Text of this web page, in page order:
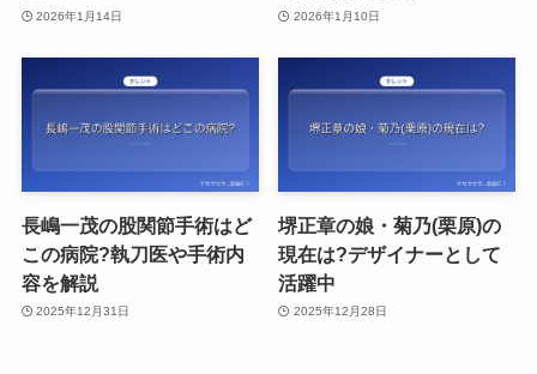
2026年1月14日 2026年1月10日
長嶋一茂の股関節手術はど
この病院?執刀医や手術内
容を解説
2025年12月31日
堺正章の娘・菊乃(栗原)の
現在は?デザイナーとして
活躍中
2025年12月28日